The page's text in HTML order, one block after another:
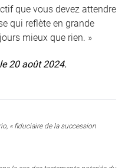
que vous devez attendre
qui reflète en grande
mieux que rien. »
20 août 2024.
« fiduciaire de la succession